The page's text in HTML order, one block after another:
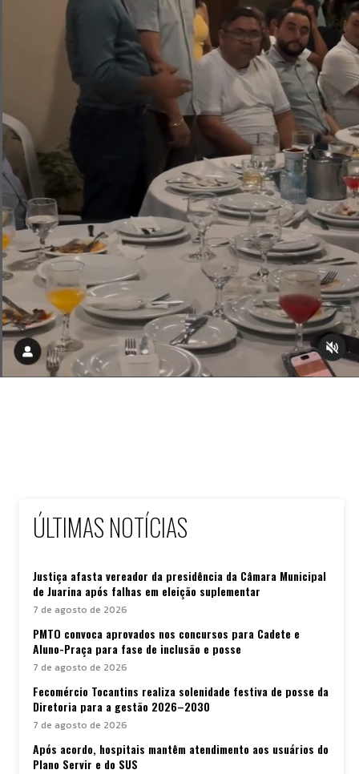
ÚLTIMAS NOTÍCIAS
Justiça afasta vereador da presidência da Câmara Municipal
de Juarina após falhas em eleição suplementar
7 de agosto de 2026
PMTO convoca aprovados nos concursos para Cadete e
Aluno-Praça para fase de inclusão e posse
7 de agosto de 2026
Fecomércio Tocantins realiza solenidade festiva de posse da
Diretoria para a gestão 2026–2030
7 de agosto de 2026
Após acordo, hospitais mantêm atendimento aos usuários do
Plano Servir e do SUS